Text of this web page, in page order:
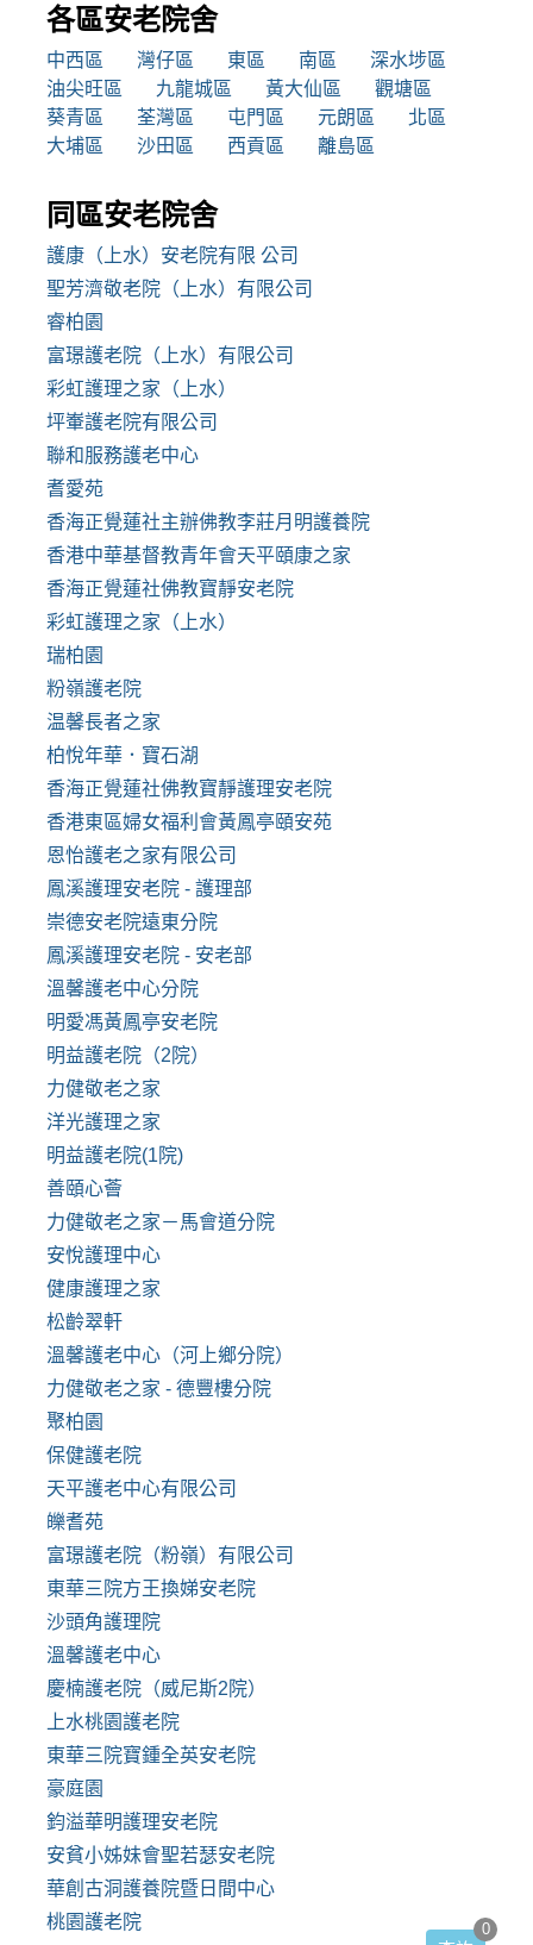
各區安老院舍
中西區 灣仔區 東區 南區
深水埗區
油尖旺區
九龍城區 黃大仙區
觀塘區
葵青區
荃灣區 屯門區 元朗區
北區
大埔區
沙田區 西貢區 離島區
同區安老院舍
護康（上水）安老院有限 公司
聖芳濟敬老院（上水）有限公司
睿柏園
富璟護老院（上水）有限公司
彩虹護理之家（上水）
坪輋護老院有限公司
聯和服務護老中心
耆愛苑
香海正覺蓮社主辦佛教李莊月明護養院
香港中華基督教青年會天平頤康之家
香海正覺蓮社佛教寶靜安老院
彩虹護理之家（上水）
瑞柏園
粉嶺護老院
温馨長者之家
柏悅年華．寶石湖
香海正覺蓮社佛教寶靜護理安老院
香港東區婦女福利會黃鳳亭頤安苑
恩怡護老之家有限公司
鳳溪護理安老院 - 護理部
崇德安老院遠東分院
鳳溪護理安老院 - 安老部
溫馨護老中心分院
明愛馮黃鳳亭安老院
明益護老院（2院）
力健敬老之家
洋光護理之家
明益護老院(1院)
善頤心薈
力健敬老之家－馬會道分院
安悅護理中心
健康護理之家
松齡翠軒
溫馨護老中心（河上鄉分院）
力健敬老之家 - 德豐樓分院
聚柏園
保健護老院
天平護老中心有限公司
皪耆苑
富璟護老院（粉嶺）有限公司
東華三院方王換娣安老院
沙頭角護理院
溫馨護老中心
慶楠護老院（威尼斯2院）
上水桃園護老院
東華三院寶鍾全英安老院
豪庭園
鈞溢華明護理安老院
安貧小姊妹會聖若瑟安老院
華創古洞護養院暨日間中心
桃園護老院
0